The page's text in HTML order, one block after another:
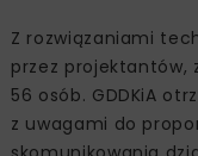
Z rozwiązaniami
przez projektantów,
56 osób. GDDKiA
z uwagami do